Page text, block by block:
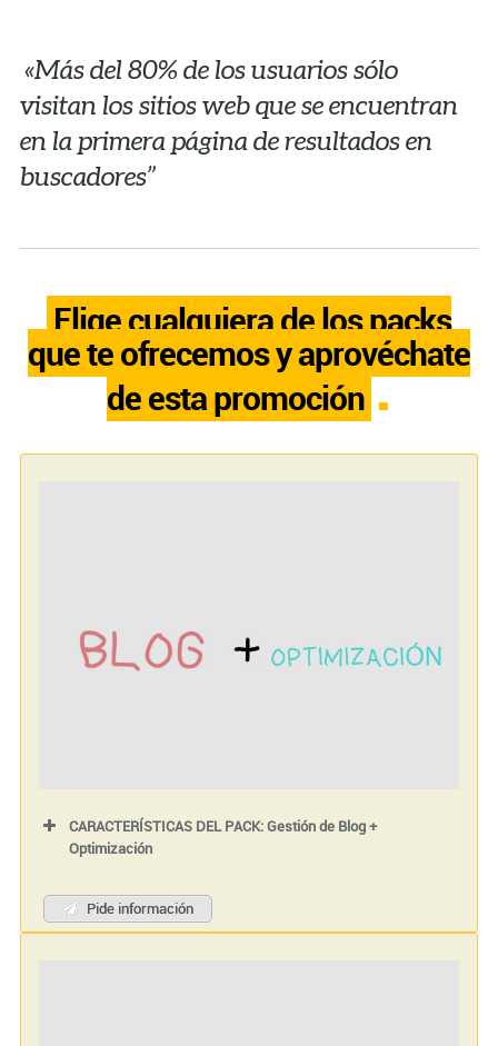
«Más del 80% de los usuarios sólo
visitan los sitios web que se encuentran
en la primera página de resultados en
buscadores”
Elige cualquiera de los packs
que te ofrecemos y aprovéchate
de esta promoción
CARACTERÍSTICAS DEL PACK: Gestión de Blog +
Optimización
Pide información